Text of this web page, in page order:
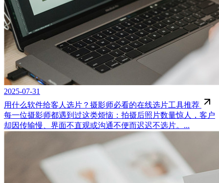
2025-07-31
用什么软件给客人选片？摄影师必看的在线选片工具推荐
每一位摄影师都遇到过这类烦恼：拍摄后照片数量惊人，客户
却因传输慢、界面不直观或沟通不便而迟迟不选片。...